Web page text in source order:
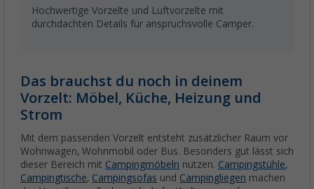
Hochwertige Vorzelte und Luftvorzelte mit
durchdachten Details für anspruchsvolle Camper.
Das brauchst du noch in deinem
Vorzelt: Möbel, Küche, Heizung und
Strom
Mit dem passenden Vorzelt entsteht zusätzlicher Raum vor
Wohnwagen, Wohnmobil oder Bus. Besonders gut lässt sich
dieser Bereich mit Campingmöbeln nutzen. Campingstühle,
Campingtische, Campingsofas und Campingliegen machen